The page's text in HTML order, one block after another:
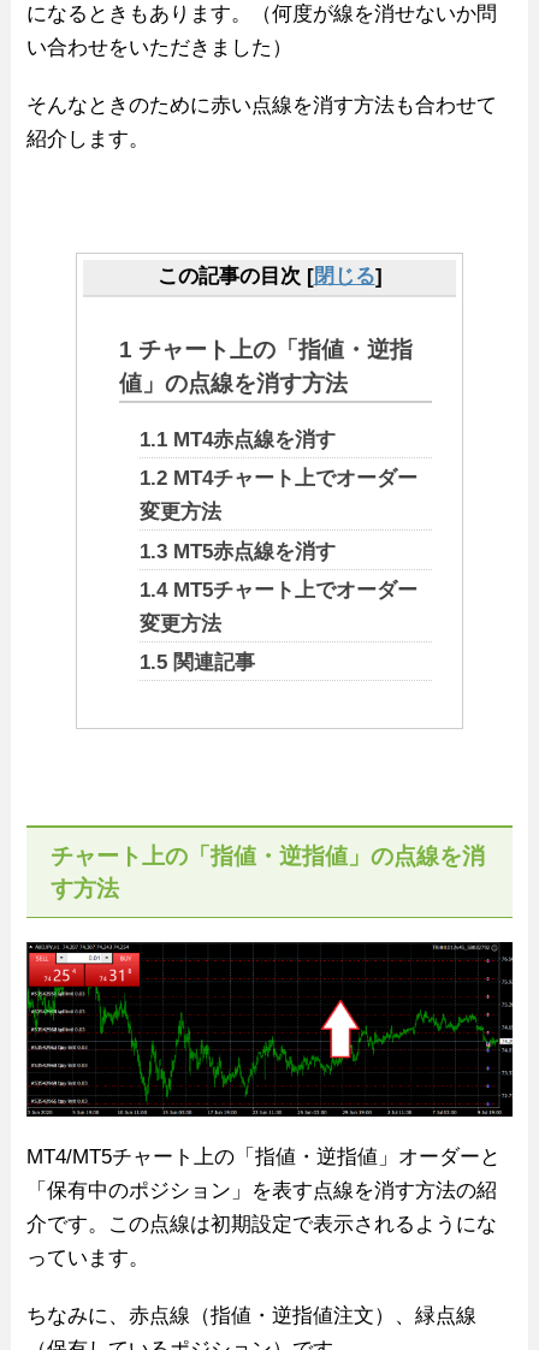
になるときもあります。（何度が線を消せないか問
い合わせをいただきました）
そんなときのために赤い点線を消す方法も合わせて
紹介します。
この記事の目次 [閉じる]
1 チャート上の「指値・逆指
値」の点線を消す方法
1.1MT4赤点線を消す
1.2MT4チャート上でオーダー
変更方法
1.3MT5赤点線を消す
1.4MT5チャート上でオーダー
変更方法
1.5関連記事
チャート上の「指値・逆指値」の点線を消
す方法
MT4/MT5チャート上の「指値・逆指値」オーダーと
「保有中のポジション」を表す点線を消す方法の紹
介です。この点線は初期設定で表示されるようにな
っています。
ちなみに、赤点線（指値・逆指値注文）、緑点線